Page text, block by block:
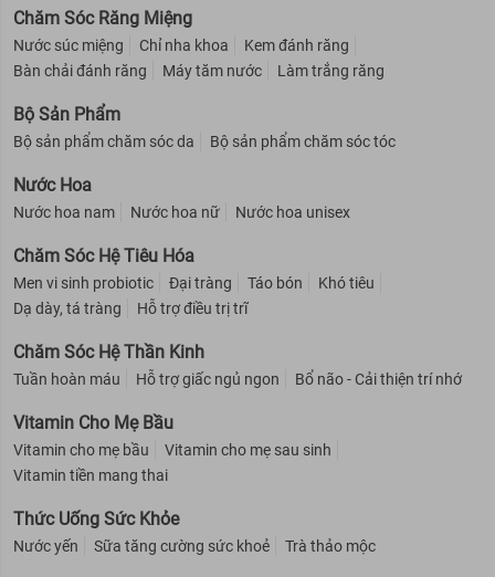
Bảo quản:
Đậy nắp kín sau khi sử dụng.
Thương hiệu:Suiskin
Xuất xứ thương hiệu: Hàn Quốc
Nơi sản xuất: Hàn Quốc
Công ty chịu trách nhiệm nhập khẩu và phân phối chính hãng tại
VN:
Công ty TNHH MTV BLOOMING Việt Nam
Hạn sử dụng:3 năm kể từ NSX
Chăm Sóc Răng Miệng
Nước súc miệng Chỉ nha khoa
Kem đánh răng
Bàn chải đánh răng
Máy tăm nước Làm trắng răng
Bộ Sản Phẩm
Bộ sản phẩm chăm sóc da Bộ sản phẩm chăm sóc tóc
Nước Hoa
Nước hoa nam Nước hoa nữ Nước hoa unisex
Chăm Sóc Hệ Tiêu Hóa
Men vi sinh probiotic Đại tràng Táo bón
Khó tiêu
Dạ dày, tá tràng
Hỗ trợ điều trị trĩ
Chăm Sóc Hệ Thần Kinh
Tuần hoàn máu Hỗ trợ giấc ngủ ngon Bổ não - Cải thiện trí nhớ
Vitamin Cho Mẹ Bầu
Vitamin cho mẹ bầu
Vitamin cho mẹ sau sinh
Vitamin tiền mang thai
Thức Uống Sức Khỏe
Nước yến Sữa tăng cường sức khoẻ Trà thảo mộc